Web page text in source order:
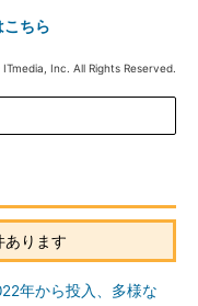
ちら
Inc. All Rights Reserved.
あります
年から投入、多様な